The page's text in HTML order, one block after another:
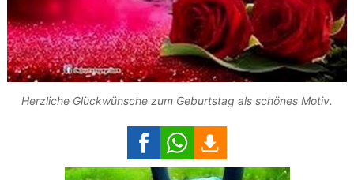
Herzliche Glückwünsche zum Geburtstag als schönes Motiv.